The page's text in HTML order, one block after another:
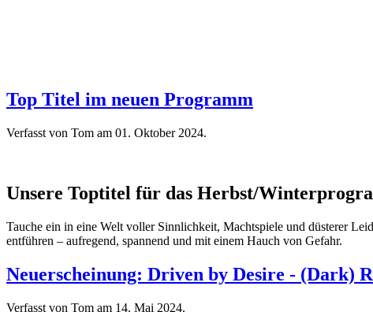
Top Titel im neuen Programm
Verfasst von Tom am 01. Oktober 2024.
Unsere Toptitel für das Herbst/
Tauche ein in eine Welt voller Sinnlichkeit, Machtspiele und düsterer
entführen – aufregend, spannend und mit einem Hauch von Gefahr.
Neuerscheinung: Driven by Desire - (Dark)
Verfasst von Tom am 14. Mai 2024.